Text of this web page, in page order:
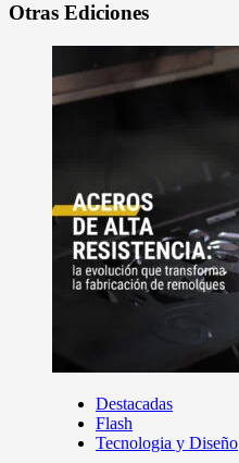
Otras Ediciones
Destacadas
Flash
Tecnologia y Diseño